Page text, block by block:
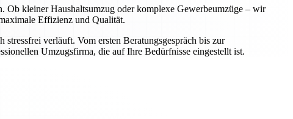
Ob kleiner Haushaltsumzug oder komplexe Gewerbeumzüge – wir
Effizienz und Qualität.
verläuft. Vom ersten Beratungsgespräch bis zur
Umzugsfirma, die auf Ihre Bedürfnisse eingestellt ist.